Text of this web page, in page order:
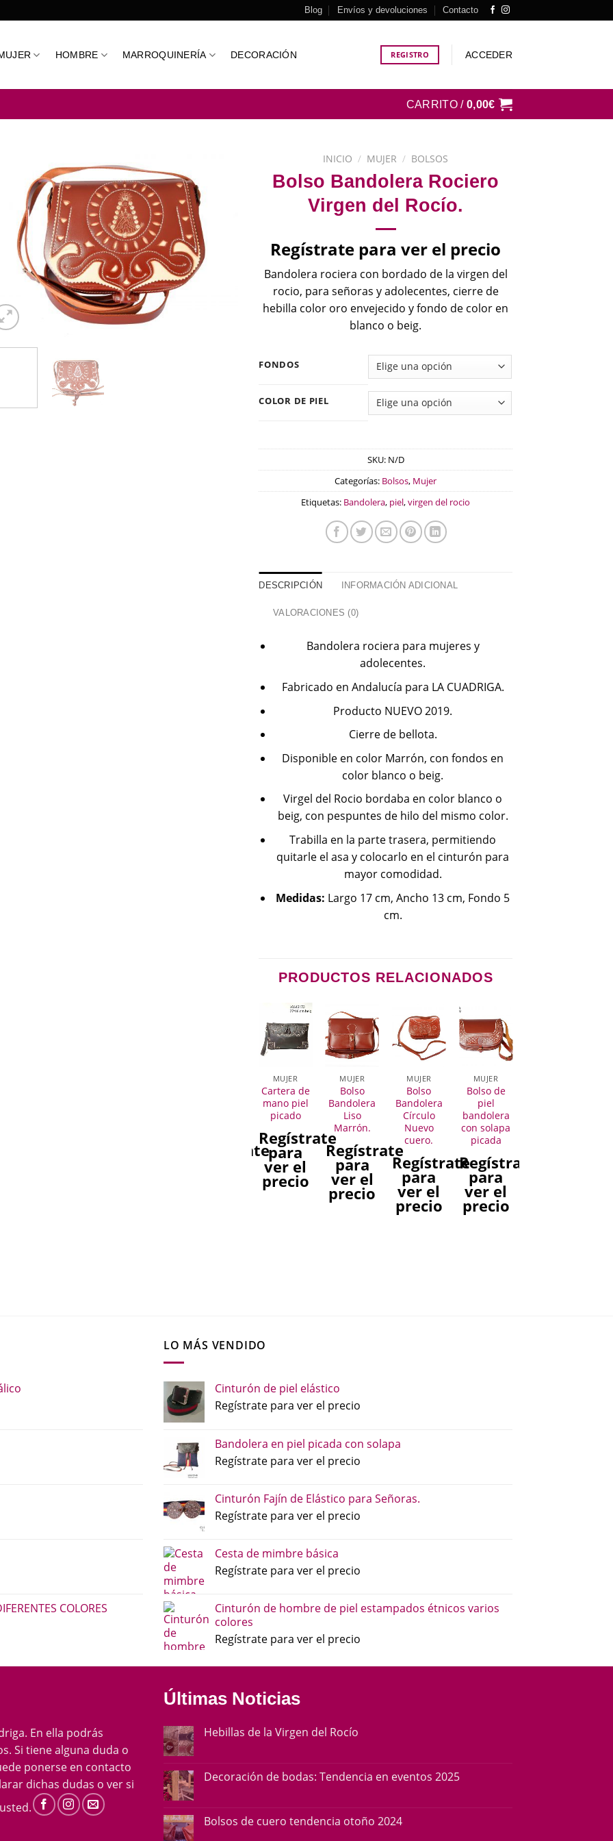
Blog Envíos y devoluciones Contacto
HOMBRE MARROQUINERÍA DECORACIÓN REGISTRO ACCEDER
CARRITO /0,00€
INICIO / MUJER / BOLSOS
Bolso Bandolera Rociero
Virgen del Rocío.
Regístrate para ver el precio
Bandolera rociera con bordado de la virgen del
rocio, para señoras y adolecentes, cierre de
hebilla color oro envejecido y fondo de color en
blanco o beig.
FONDOS
COLOR DE PIEL
SKU: N/D
Categorías: Bolsos, Mujer
Etiquetas: Bandolera, piel,virgen del rocio
DESCRIPCIÓN INFORMACIÓN ADICIONAL
VALORACIONES (0)
Bandolera rociera para mujeres y
adolecentes.
Fabricado en Andalucía para LA CUADRIGA.
Producto NUEVO 2019.
Cierre de bellota.
Disponible en color Marrón, con fondos en
color blanco o beig.
Virgel del Rocio bordaba en color blanco o
beig, con pespuntes de hilo del mismo color.
Trabilla en la parte trasera, permitiendo
quitarle el asa y colocarlo en el cinturón para
mayor comodidad.
Medidas: Largo 17 cm, Ancho 13 cm, Fondo 5
cm.
PRODUCTOS RELACIONADOS
MUJER
Cartera de
mano piel
picado
Regístrate
para
ver el
precio
MUJER
Bolso
Bandolera
Liso
Marrón.
Regístrate
para
ver el
precio
MUJER
Bolso
Bandolera
Círculo
Nuevo
cuero.
Regístrate
para
ver el
precio
MUJER
Bolso de
piel
bandolera
con solapa
picada
Regístrate
para
ver el
precio
Regístrate
COLORES
LO MÁS VENDIDO
Cinturón de piel elástico
Regístrate para ver el precio
Bandolera en piel picada con solapa
Regístrate para ver el precio
Cinturón Fajín de Elástico para Señoras.
Regístrate para ver el precio
Cesta de mimbre básica
Regístrate para ver el precio
Cinturón de hombre de piel estampados étnicos varios
colores
Regístrate para ver el precio
En ella podrás
Si tiene alguna duda o
ponerse en contacto
dichas dudas o ver si
Últimas Noticias
Hebillas de la Virgen del Rocío
Decoración de bodas: Tendencia en eventos 2025
Bolsos de cuero tendencia otoño 2024